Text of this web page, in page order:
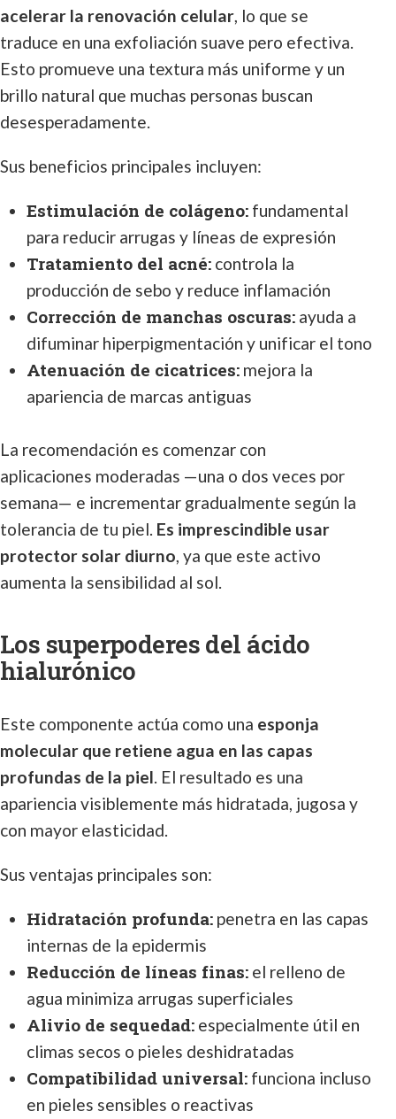
acelerar la renovación celular, lo que se
traduce en una exfoliación suave pero efectiva.
Esto promueve una textura más uniforme y un
brillo natural que muchas personas buscan
desesperadamente.
Sus beneficios principales incluyen:
Estimulación de colágeno: fundamental
para reducir arrugas y líneas de expresión
Tratamiento del acné: controla la
producción de sebo y reduce inflamación
Corrección de manchas oscuras: ayuda a
difuminar hiperpigmentación y unificar el tono
Atenuación de cicatrices: mejora la
apariencia de marcas antiguas
La recomendación es comenzar con
aplicaciones moderadas —una o dos veces por
semana— e incrementar gradualmente según la
tolerancia de tu piel. Es imprescindible usar
protector solar diurno, ya que este activo
aumenta la sensibilidad al sol.
Los superpoderes del ácido
hialurónico
Este componente actúa como una esponja
molecular que retiene agua en las capas
profundas de la piel. El resultado es una
apariencia visiblemente más hidratada, jugosa y
con mayor elasticidad.
Sus ventajas principales son:
Hidratación profunda: penetra en las capas
internas de la epidermis
Reducción de líneas finas: el relleno de
agua minimiza arrugas superficiales
Alivio de sequedad: especialmente útil en
climas secos o pieles deshidratadas
Compatibilidad universal: funciona incluso
en pieles sensibles o reactivas